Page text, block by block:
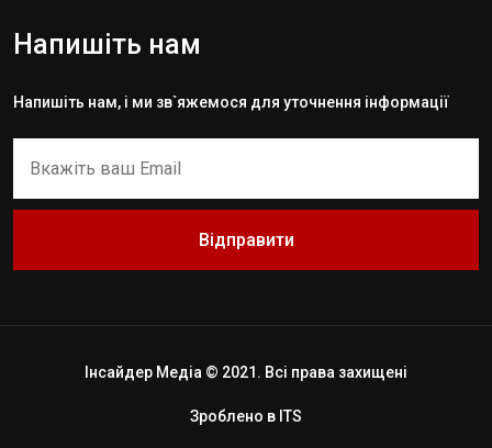
Напишіть нам
Напишіть нам, і ми зв`яжемося для уточнення інформації
Відправити
Інсайдер Медіа © 2021. Всі права захищені
Зроблено в ITS